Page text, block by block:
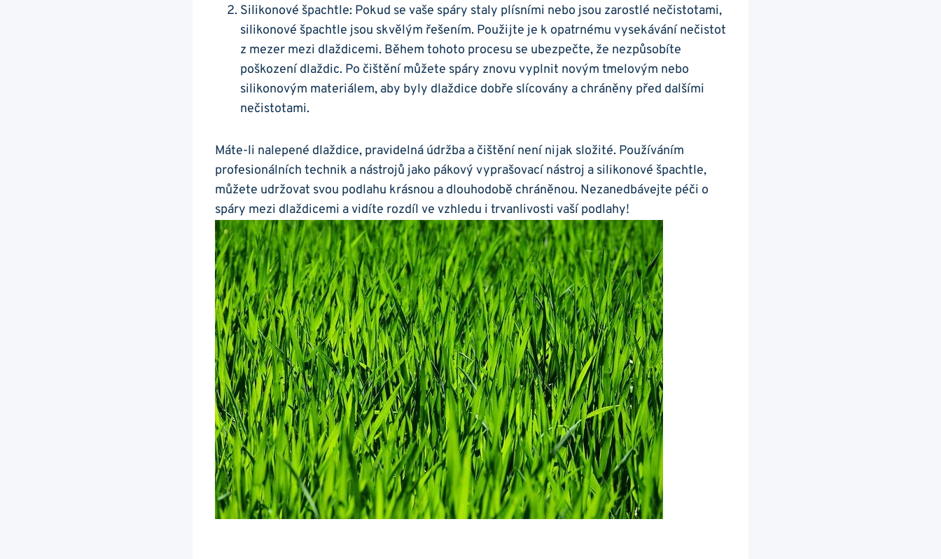
Silikonové špachtle: Pokud se vaše spáry staly plísními⁢ nebo jsou zarostlé nečistotami,
silikonové špachtle jsou skvělým řešením. Použijte je k opatrnému vysekávání nečistot
​z mezer mezi dlaždicemi. Během tohoto procesu se‍ ubezpečte, že nezpůsobíte
poškození dlaždic. Po⁢ čištění můžete spáry znovu vyplnit novým tmelovým nebo
silikonovým materiálem, aby‍ byly⁤ dlaždice dobře slícovány a chráněny před dalšími
nečistotami.
Máte-li ​nalepené dlaždice, pravidelná údržba a čištění není nijak složité. Používáním‍
profesionálních technik a nástrojů jako pákový vyprašovací nástroj a silikonové ‍špachtle,
můžete udržovat svou podlahu ‍krásnou a dlouhodobě chráněnou. Nezanedbávejte péči o
spáry mezi dlaždicemi a vidíte rozdíl ve vzhledu i trvanlivosti vaší podlahy!